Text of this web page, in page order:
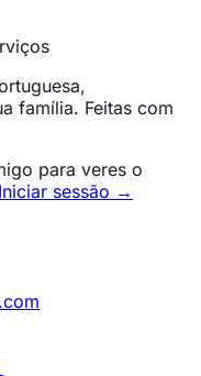
família. Feitas com
para veres o
Iniciar sessão →